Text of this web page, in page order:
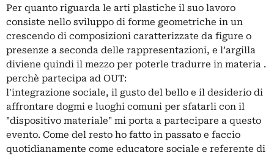
Per quanto riguarda le arti plastiche il suo lavoro
consiste nello sviluppo di forme geometriche in un
crescendo di composizioni caratterizzate da figure o
presenze a seconda delle rappresentazioni, e l’argilla
diviene quindi il mezzo per poterle tradurre in materia .
perchè partecipa ad OUT:
l'integrazione sociale, il gusto del bello e il desiderio di
affrontare dogmi e luoghi comuni per sfatarli con il
"dispositivo materiale" mi porta a partecipare a questo
evento. Come del resto ho fatto in passato e faccio
quotidianamente come educatore sociale e referente di